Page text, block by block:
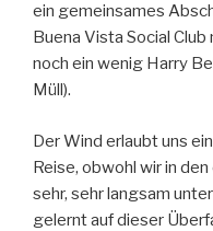
ein gemeinsames
Buena Vista Social
noch ein wenig Harry
Müll).
Der Wind erlaubt uns
Reise, obwohl wir in
sehr, sehr langsam
gelernt auf dieser